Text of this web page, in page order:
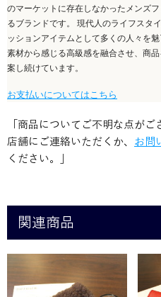
のマーケットに存在しなかったメンズ
るブランドです。 現代人のライフスタ
ッションアイテムとして多くの人々を
素材から感じる高級感を融合させ、商
案し続けています。
お支払いについてはこちら
「商品についてご不明な点が
店舗にご連絡いただくか、 お問
ください。」
関連商品